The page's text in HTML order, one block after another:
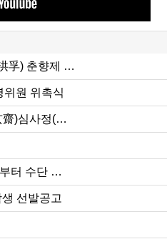
孚) 춘향제 …
위원 위촉식
齋)심사정(…
터 수단 …
선발공고